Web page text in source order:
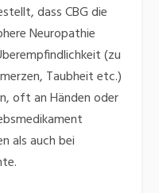
dass CBG die
Neuropathie
(zu
Taubheit etc.)
oft an Händen oder
als auch bei